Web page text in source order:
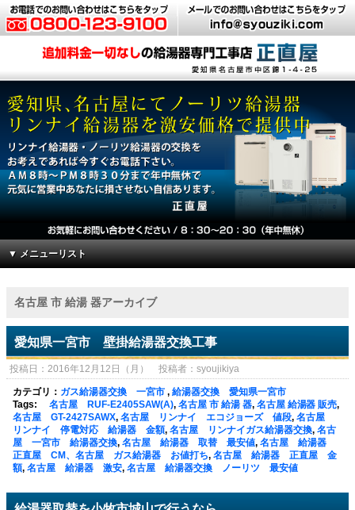
▼ メニューリスト
名古屋 市 給湯 器アーカイブ
愛知県一宮市 壁掛給湯器交換工事
投稿日：2016年12月12日（月） 投稿者：syoujikiya
カテゴリ： ガス給湯器交換 一宮市, 給湯器交換 愛知県一宮市
Tags:
名古屋 RUF-E2405SAW(A), 名古屋 市 給湯 器, 名古屋 給湯器 販売,
名古屋 GT-2427SAWX, 名古屋 リンナイ エコジョーズ 値段, 名古屋
リンナイ 停電対応 給湯器 金額, 名古屋 リンナイガス給湯器交換, 名古
屋 一宮市 給湯器交換, 名古屋 給湯器 取替 最安値, 名古屋 給湯器
正直屋 CM、名古屋 ガス給湯器 お値打ち, 名古屋 給湯器 正直屋 金
額, 名古屋 給湯器 激安, 名古屋 給湯器交換 ノーリツ 最安値